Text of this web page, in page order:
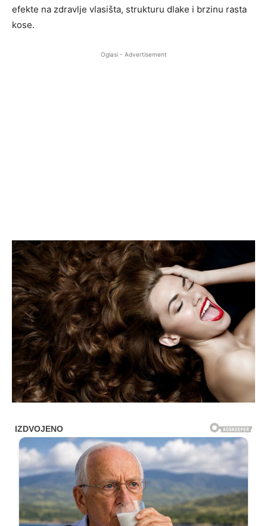
efekte na zdravlje vlasišta, strukturu dlake i brzinu rasta
kose.
Oglasi - Advertisement